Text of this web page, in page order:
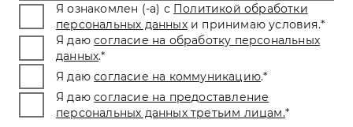
Я ознакомлен (-а) с Политикой обработки
персональных данных и принимаю условия.*
Я даю согласие на обработку персональных
данных.*
Я даю согласие на коммуникацию.*
Я даю согласие на предоставление
персональных данных третьим лицам.*